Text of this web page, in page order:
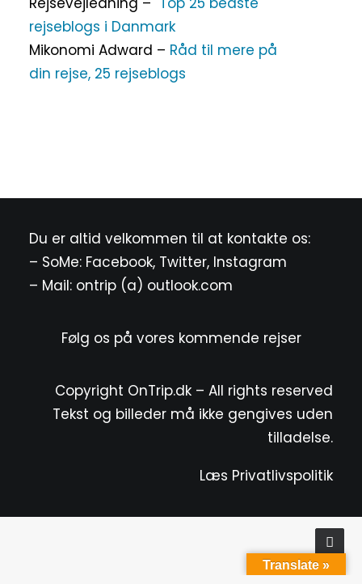
rejseblogs i Danmark
Mikonomi Adward – Råd til mere på
din rejse, 25 rejseblogs
Du er altid velkommen til at kontakte os:
– SoMe: Facebook, Twitter, Instagram
– Mail: ontrip (a) outlook.com
Følg os på vores kommende rejser
Copyright OnTrip.dk – All rights reserved
Tekst og billeder må ikke gengives uden
tilladelse.
Læs Privatlivspolitik
Translate »